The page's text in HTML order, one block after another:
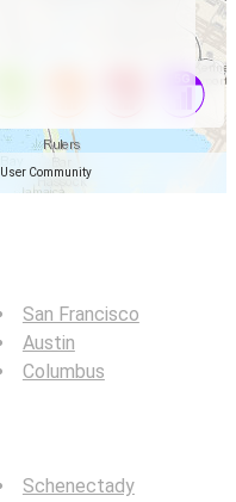
User Community
San Francisco
Austin
Columbus
Schenectady